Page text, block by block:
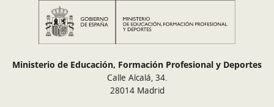
Ministerio de Educación, Formación Profesional y Deportes
Calle Alcalá, 34.
28014 Madrid